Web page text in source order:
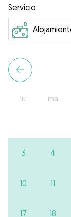
Servicio
lu ma
3 4
10 11
17 18